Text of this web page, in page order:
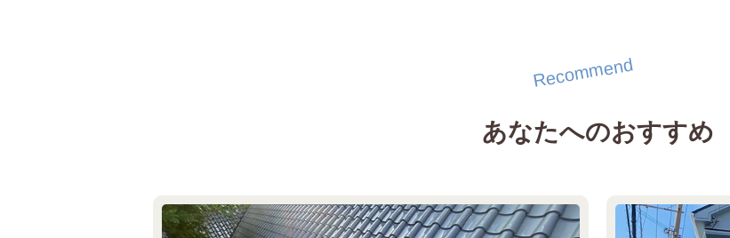
Recommend
あなたへのおすすめ